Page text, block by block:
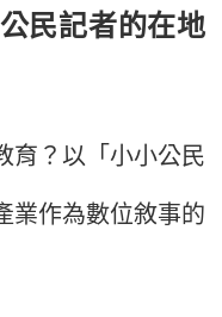
民記者的在地
？以「小小公民
業作為數位敘事的